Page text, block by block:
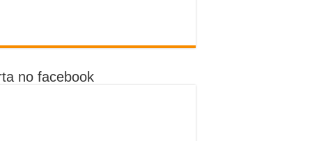
no facebook